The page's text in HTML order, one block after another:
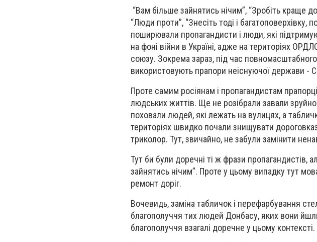
“Вам більше зайнятись нічим”, “Зробіть краще
“Люди проти”, “Знесіть тоді і
поширювали пропагандисти і люди, які
на фоні війни в Україні, адже на територіях
союзу. Зокрема зараз, під час повномасштабного
використовують прапори неіснуючої держави -
Проте самим росіянам і пропагандистам
людських життів. Ще не розібрали завали
поховали людей, які лежать на вулицях, а
територіях швидко почали знищувати
триколор. Тут, звичайно, не забули замінити
Тут би були доречні ті ж фрази
зайнятись нічим”. Проте у цьому випадку тут
ремонт доріг.
Вочевидь, заміна табличок і перефарбування
благополуччя тих людей Донбасу, яких вони
благополуччя взагалі доречне у цьому контексті.